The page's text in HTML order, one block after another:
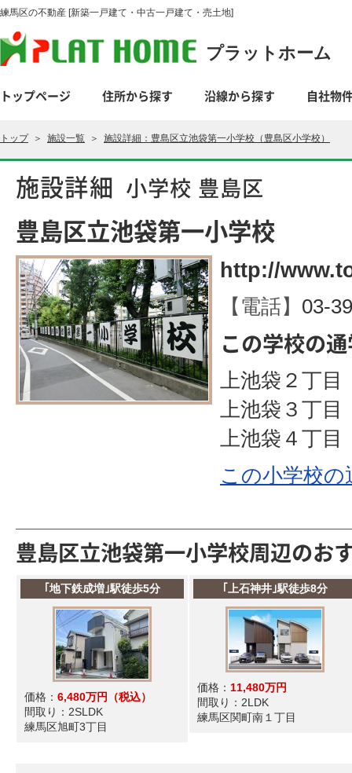
練馬区の不動産 [新築一戸建て・中古一戸建て・売土地]
プラットホーム
トップページ 住所から探す 沿線から探す 自社物
トップ＞ 施設一覧 ＞ 施設詳細：豊島区立池袋第一小学校（豊島区小学校）
施設詳細 小学校 豊島区
豊島区立池袋第一小学校
http://
【電話】 03-
この学校の
上池袋２丁
上池袋３丁
上池袋４丁
この小学校
豊島区立池袋第一小学校周辺のお
｢地下鉄成増｣駅徒歩5分
価格： 6,480万円
（税込）
間取り： 2SLDK
練馬区旭町3丁目
｢上石神井｣駅徒歩8分
価格： 11,480万円
間取り： 2LDK
練馬区関町南１丁目